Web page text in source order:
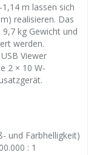
m lassen sich
realisieren. Das
kg Gewicht und
werden.
Viewer
2 × 10 W-
und Farbhelligkeit)
: 1